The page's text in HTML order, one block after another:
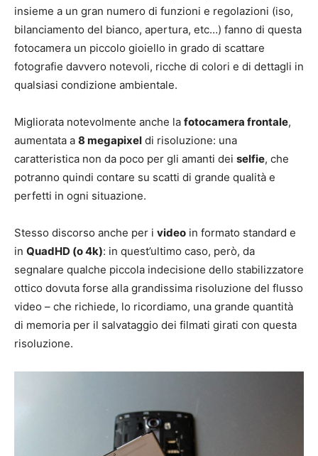
insieme a un gran numero di funzioni e regolazioni (iso,
bilanciamento del bianco, apertura, etc…) fanno di questa
fotocamera un piccolo gioiello in grado di scattare
fotografie davvero notevoli, ricche di colori e di dettagli in
qualsiasi condizione ambientale.
Migliorata notevolmente anche la fotocamera frontale,
aumentata a 8 megapixel di risoluzione: una
caratteristica non da poco per gli amanti dei selfie, che
potranno quindi contare su scatti di grande qualità e
perfetti in ogni situazione.
Stesso discorso anche per i video in formato standard e
in QuadHD (o 4k): in quest’ultimo caso, però, da
segnalare qualche piccola indecisione dello stabilizzatore
ottico dovuta forse alla grandissima risoluzione del flusso
video – che richiede, lo ricordiamo, una grande quantità
di memoria per il salvataggio dei filmati girati con questa
risoluzione.